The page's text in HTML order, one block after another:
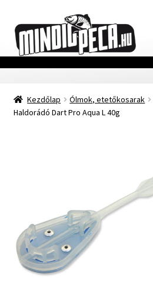
a
navigációhoz
a
tartalomba
Főoldal
Adatvédelmi nyilatkozat
Márkák
Mohosz Versenynaptár 2025
Kezdőlap Ólmok, etetőkosarak
Haldorádó Dart Pro Aqua L 40g